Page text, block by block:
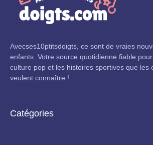
Avecses10ptitsdoigts, ce sont de vraies
enfants. Votre source quotidienne fiable
culture pop et les histoires sportives que les
veulent connaître !
Catégories